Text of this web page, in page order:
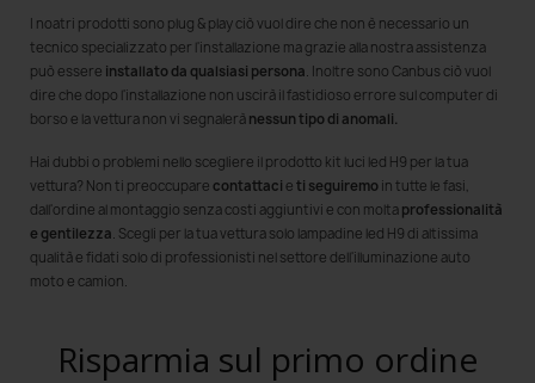
I noatri prodotti sono plug & play ciò vuol dire che non è necessario un
tecnico specializzato per l'installazione ma grazie alla nostra assistenza
può essere installato da qualsiasi persona . Inoltre sono Canbus ciò vuol
dire che dopo l'installazione non uscirà il fastidioso errore sul computer di
borso e la vettura non vi segnalerà nessun tipo di anomali.
Hai dubbi o problemi nello scegliere il prodotto kit luci led H9 per la tua
vettura? Non ti preoccupare contattaci e ti seguiremo in tutte le fasi,
dall'ordine al montaggio senza costi aggiuntivi e con molta professionalità
e gentilezza . Scegli per la tua vettura solo lampadine led H9 di altissima
qualità e fidati solo di professionisti nel settore dell'illuminazione auto
moto e camion.
Risparmia sul primo ordine